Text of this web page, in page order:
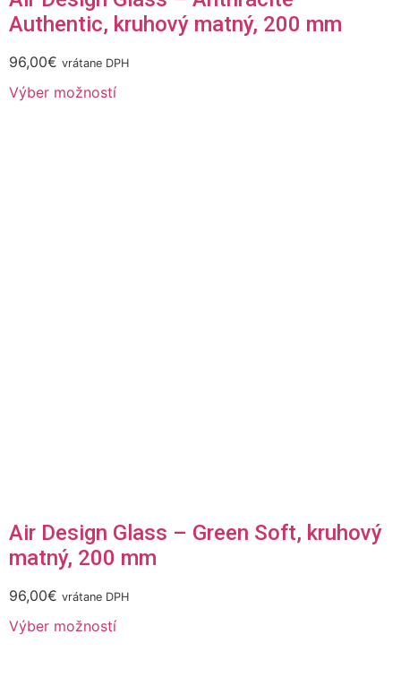
Authentic, kruhový matný, 200 mm
96,00€ vrátane DPH
Výber možností
Air Design Glass – Green Soft, kruhový
matný, 200 mm
96,00€ vrátane DPH
Výber možností